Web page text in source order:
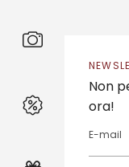
Non
ora!
E-mail